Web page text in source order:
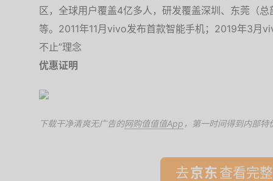
区，全球用户覆盖4亿多人，研发覆盖深圳、东莞（
等。2011年11月vivo发布首款智能手机；2019年3月
不止”理念
优惠证明
下载干净清爽无广告的网购值值值App ，第一时间得到内部特
去 查看完